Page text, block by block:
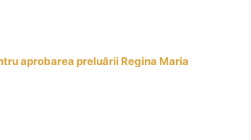
aprobarea preluării Regina Maria